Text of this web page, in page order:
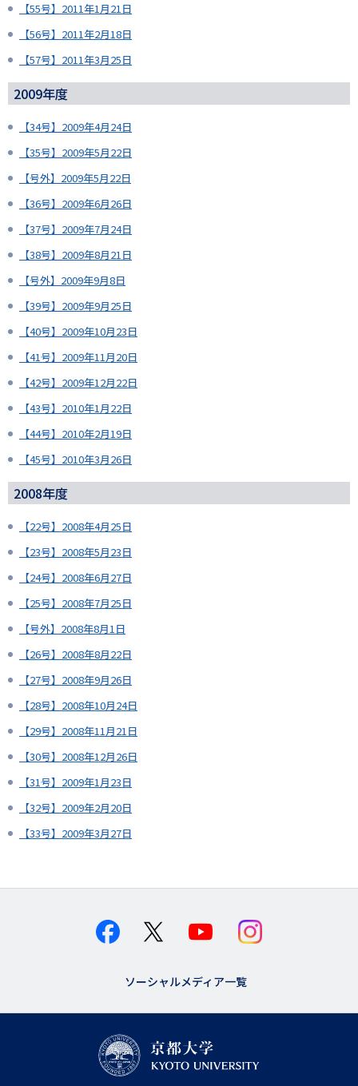
【55号】2011年1月21日
【56号】2011年2月18日
【57号】2011年3月25日
2009年度
【34号】2009年4月24日
【35号】2009年5月22日
【号外】2009年5月22日
【36号】2009年6月26日
【37号】2009年7月24日
【38号】2009年8月21日
【号外】2009年9月8日
【39号】2009年9月25日
【40号】2009年10月23日
【41号】2009年11月20日
【42号】2009年12月22日
【43号】2010年1月22日
【44号】2010年2月19日
【45号】2010年3月26日
2008年度
【22号】2008年4月25日
【23号】2008年5月23日
【24号】2008年6月27日
【25号】2008年7月25日
【号外】2008年8月1日
【26号】2008年8月22日
【27号】2008年9月26日
【28号】2008年10月24日
【29号】2008年11月21日
【30号】2008年12月26日
【31号】2009年1月23日
【32号】2009年2月20日
【33号】2009年3月27日
ソーシャルメディア一覧